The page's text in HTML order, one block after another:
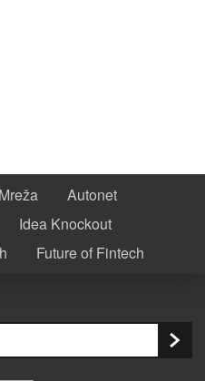
Mreža
Autonet
Idea Knockout
Future of Fintech